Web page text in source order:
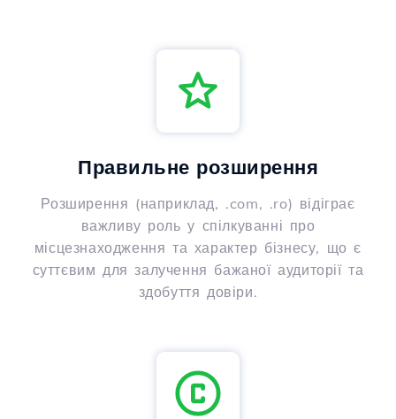
Правильне розширення
Розширення (наприклад, .com, .ro) відіграє
важливу роль у спілкуванні про
місцезнаходження та характер бізнесу, що є
суттєвим для залучення бажаної аудиторії та
здобуття довіри.